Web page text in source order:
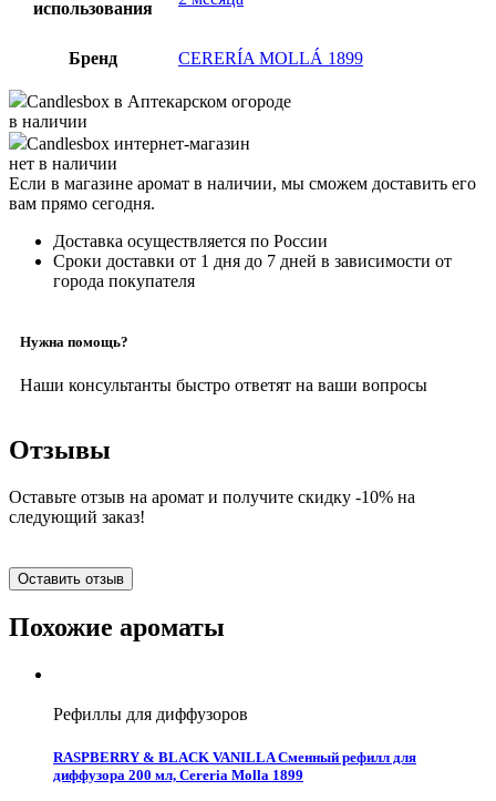
использования
Бренд CERERÍA MOLLÁ 1899
Candlesbox в Аптекарском огороде
в наличии
Candlesbox интернет-магазин
нет в наличии
Если в магазине аромат в наличии, мы сможем доставить его
вам прямо сегодня.
Доставка осуществляется по России
Сроки доставки от 1 дня до 7 дней в зависимости от
города покупателя
Нужна помощь?
Наши консультанты быстро ответят на ваши вопросы
Отзывы
Оставьте отзыв на аромат и получите скидку -10% на
следующий заказ!
Оставить отзыв
Похожие ароматы
Рефиллы для диффузоров
RASPBERRY & BLACK VANILLA Сменный рефилл для
диффузора 200 мл, Cereria Molla 1899